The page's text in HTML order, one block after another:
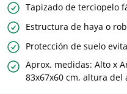
Tapizado de terciopelo
Estructura de haya o
Protección de suelo
Aprox. medidas: Alto x
83x67x60 cm, altura del